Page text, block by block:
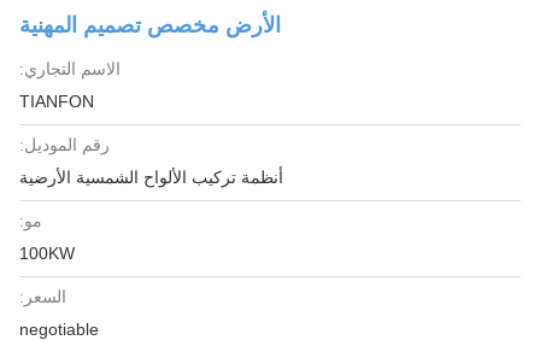
الأرض مخصص تصميم المهنية
الاسم التجاري:
TIANFON
رقم الموديل:
أنظمة تركيب الألواح الشمسية الأرضية
مو:
100KW
السعر:
negotiable